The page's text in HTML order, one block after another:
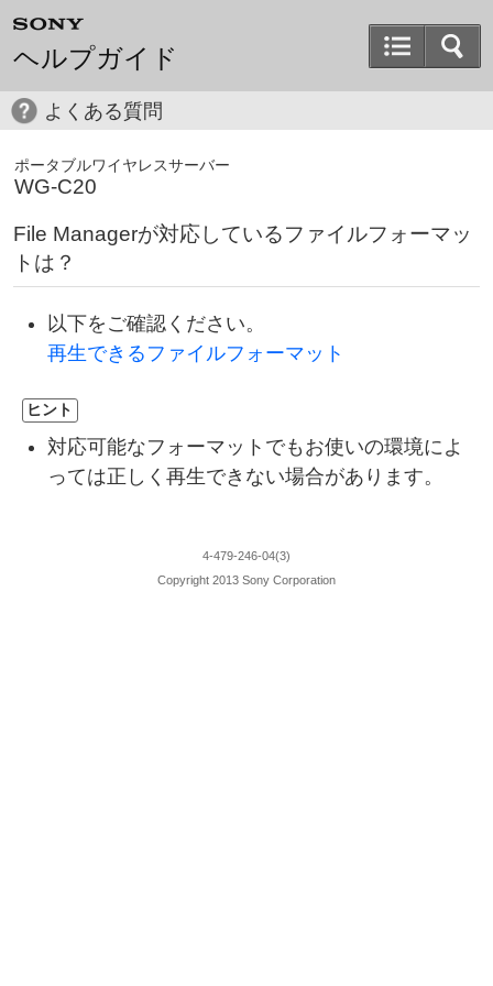
ヘルプガイド
よくある質問
ポータブルワイヤレスサーバー
WG-C20
File Managerが対応しているファイルフォーマッ
トは？
以下をご確認ください。
再生できるファイルフォーマット
ヒント
対応可能なフォーマットでもお使いの環境によ
っては正しく再生できない場合があります。
4-479-246-04(3)
Copyright 2013 Sony Corporation